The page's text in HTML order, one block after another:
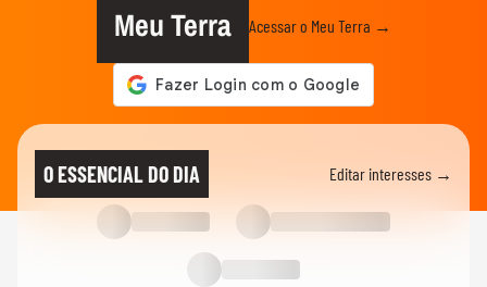
Meu Terra Acessar o Meu Terra →
O ESSENCIAL DO DIA Editar interesses →